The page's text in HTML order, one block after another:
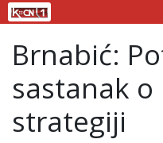
Brnabić:
sastanak
strategiji